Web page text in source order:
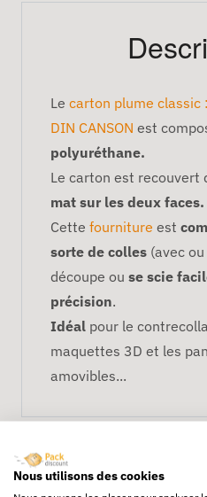
Le carton plume
DIN CANSON est
polyuréthane.
Le carton est recouvert
mat sur les deux faces.
Cette fourniture est
sorte de colles (avec
découpe ou se scie
précision.
Idéal pour le
maquettes 3D et les
amovibles...
Nous utilisons des cookies